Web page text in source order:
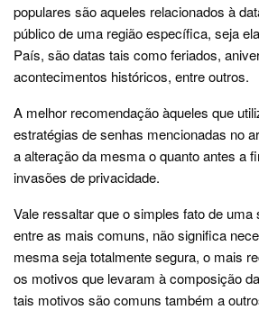
populares são aqueles relacionados à
público de uma região específica, seja
País, são datas tais como feriados,
acontecimentos históricos, entre outros.
A melhor recomendação àqueles que
estratégias de senhas mencionadas no
a alteração da mesma o quanto antes a
invasões de privacidade.
Vale ressaltar que o simples fato de uma
entre as mais comuns, não significa
mesma seja totalmente segura, o mais
os motivos que levaram à composição
tais motivos são comuns também a